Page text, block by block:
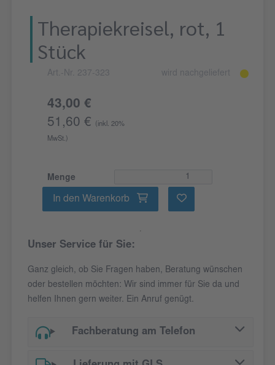
Therapiekreisel, rot, 1
Stück
Art.-Nr. 237-323 wird nachgeliefert
43,00 €
51,60 €
(inkl. 20%
MwSt.)
Menge
In den Warenkorb
Unser Service für Sie:
Ganz gleich, ob Sie Fragen haben, Beratung wünschen
oder bestellen möchten: Wir sind immer für Sie da und
helfen Ihnen gern weiter. Ein Anruf genügt.
Fachberatung am Telefon